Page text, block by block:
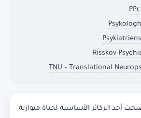
أحد الركائز الأساسية لحياة متوازنة